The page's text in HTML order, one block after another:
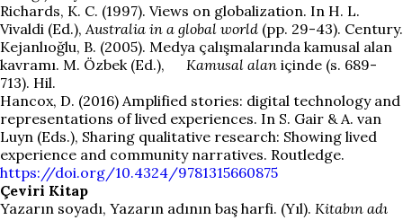
Richards, K. C. (1997). Views on globalization. In H. L.
Vivaldi (Ed.),Australia in a global world (pp. 29-43). Century.
Kejanlıoğlu, B. (2005). Medya çalışmalarında kamusal alan
kavramı. M. Özbek (Ed.),
Kamusal alan içinde (s. 689-
713). Hil.
Hancox, D. (2016) Amplified stories: digital technology and
representations of lived experiences. In S. Gair & A. van
Luyn (Eds.), Sharing qualitative research: Showing lived
experience and community narratives. Routledge.
https://doi.org/10.4324/9781315660875
Çeviri Kitap
Yazarın soyadı, Yazarın adının baş harfi. (Yıl). Kitabın adı